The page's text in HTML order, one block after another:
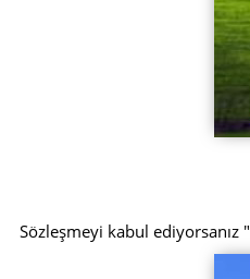
Sözleşmeyi kabul ediyorsanız